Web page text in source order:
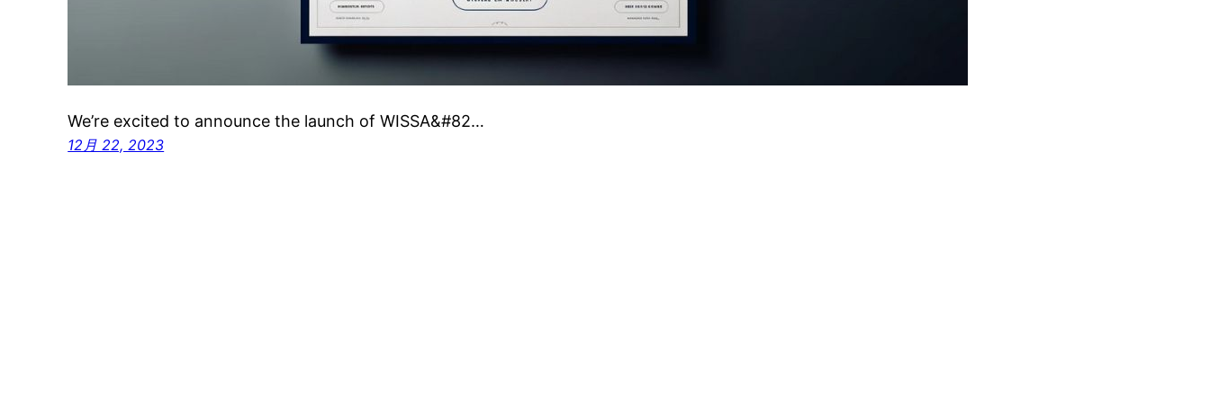
We’re excited to announce the launch of WISSA&#82…
12月 22, 2023